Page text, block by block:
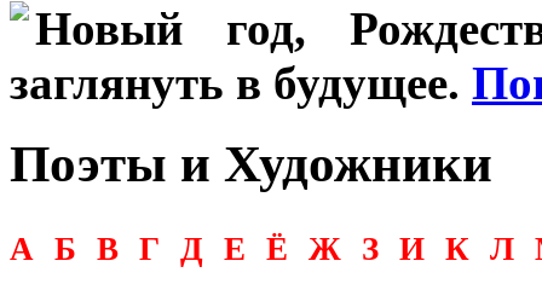
Новый год,
заглянуть в будущее.
Поэты и Художники
А Б В Г Д Е Ё Ж З И К Л